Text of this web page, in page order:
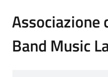
Associazione
Band Music